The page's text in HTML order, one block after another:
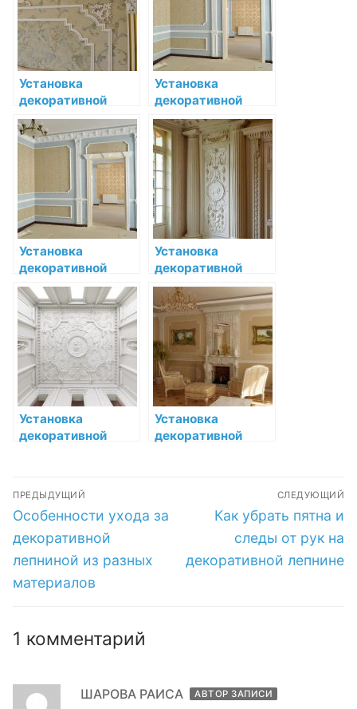
работы
Установка
декоративной
лепнины в ванной
комнате: шаг за
шагом
Установка
декоративной
лепнины в кафе:
роскошь деталей
для оригинального
интерьера
Установка
декоративной
лепнины в
ресторане:
создание
неповторимого
антуража и
атмосферы
Установка
декоративной
лепнины в
магазине: секреты
и рекомендации
Установка
декоративной
Установка
декоративной
Навигация
по
записям
ПРЕДЫДУЩИЙ
Предыдущая
запись:
Особенности ухода за
декоративной
лепниной из разных
материалов
СЛЕДУЮЩИЙ
Следующая
запись:
Как убрать пятна и
следы от рук на
декоративной лепнине
1 комментарий
ШАРОВА РАИСА АВТОР ЗАПИСИ